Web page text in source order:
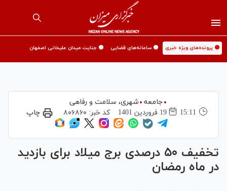
🟡 پرونده‌های ویژه خبری 🟡 سامانه‌های قضایی 🟡 جنایت میدان علیخانی اصفهان
جامعه
شهری،‌ سلامت و رفاهی
15:11
19 فروردين 1401 کد خبر: ۸۰۶۸۶۰ چاپ
تخفیف ۵۰ درصدی برج میلاد برای بازدید
در ماه رمضان